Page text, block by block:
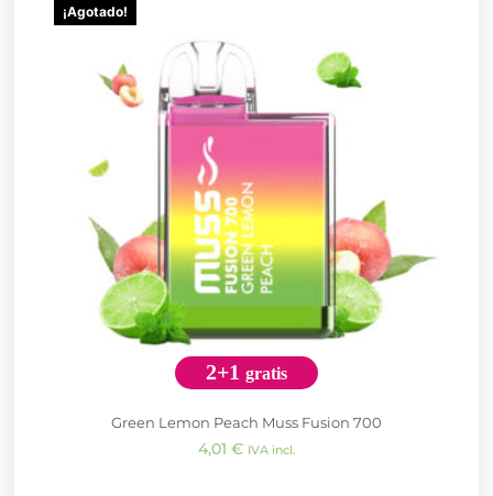
¡Agotado!
2+1 gratis
Green Lemon Peach Muss Fusion 700
4,01 € IVA incl.